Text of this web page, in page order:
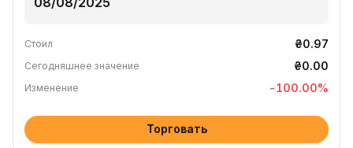
Стоил ₴0.97
Сегодняшнее значение ₴0.00
Изменение -100.00%
Торговать